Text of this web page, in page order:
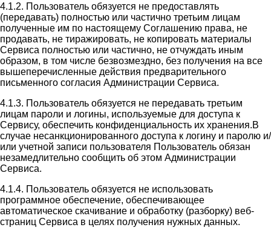
4.1.2. Пользователь обязуется не предоставлять
(передавать) полностью или частично третьим лицам
полученные им по настоящему Соглашению права, не
продавать, не тиражировать, не копировать материалы
Сервиса полностью или частично, не отчуждать иным
образом, в том числе безвозмездно, без получения на все
вышеперечисленные действия предварительного
письменного согласия Администрации Сервиса.
4.1.3. Пользователь обязуется не передавать третьим
лицам пароли и логины, используемые для доступа к
Сервису, обеспечить конфиденциальность их хранения.В
случае несанкционированного доступа к логину и паролю и/
или учетной записи пользователя Пользователь обязан
незамедлительно сообщить об этом Администрации
Сервиса.
4.1.4. Пользователь обязуется не использовать
программное обеспечение, обеспечивающее
автоматическое скачивание и обработку (разборку) веб-
страниц Сервиса в целях получения нужных данных.